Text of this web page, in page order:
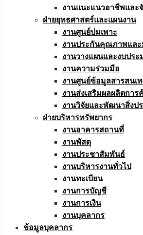
งานแนะแนวอาชีพและ
ฝ่ายยุทธศาสตร์และแผนงาน
งานศูนย์บ่มเพาะ
งานประกันคุณภาพและ
งานวางแผนและงบปร
งานความร่วมมือ
งานศูนย์ข้อมูลสารสนเ
งานส่งเสริมผลผลิตการ
งานวิจัยและพัฒนาสิ่งป
ฝ่ายบริหารทรัพยากร
งานอาคารสถานที่
งานพัสดุ
งานประชาสัมพันธ์
งานบริหารงานทั่วไป
งานทะเบียน
งานการบัญชี
งานการเงิน
งานบุคลากร
ข้อมูลบุคลากร